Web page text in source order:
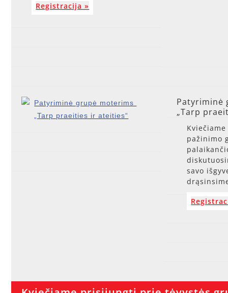
Registracija »
„Tarp
pažinimo
savo